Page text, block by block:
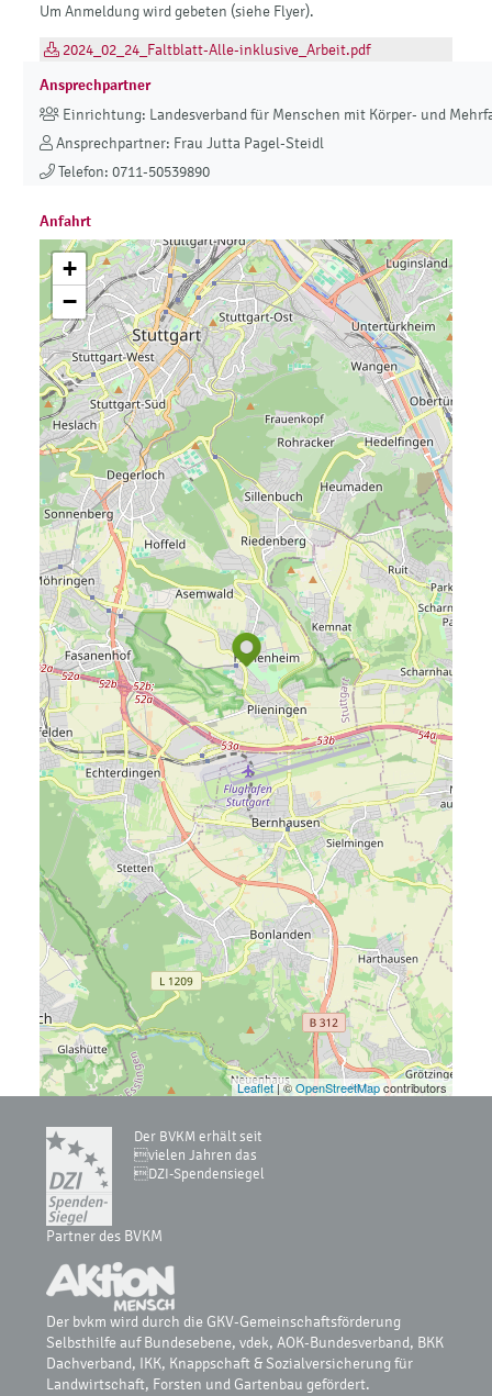
Um Anmeldung wird gebeten (siehe Flyer).
2024_02_24_Faltblatt-Alle-inklusive_Arbeit.pdf
Ansprechpartner
Einrichtung: Landesverband für Menschen mit Körper- und
Ansprechpartner: Frau Jutta Pagel-Steidl
Telefon: 0711-50539890
Anfahrt
+
−
Leaflet| ©OpenStreetMapcontributors
Der BVKM erhält seit
vielen Jahren das
DZI-Spendensiegel
Partner des BVKM
Der bvkm wird durch die GKV-Gemeinschaftsförderung
Selbsthilfe auf Bundesebene, vdek, AOK-Bundesverband, BKK
Dachverband, IKK, Knappschaft & Sozialversicherung für
Landwirtschaft, Forsten und Gartenbau gefördert.